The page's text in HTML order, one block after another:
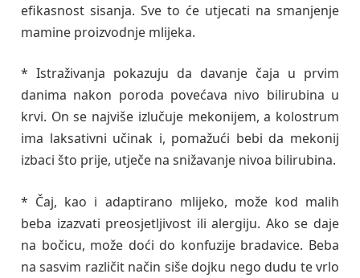
efikasnost sisanja. Sve to će utjecati na smanjenje
mamine proizvodnje mlijeka.
* Istraživanja pokazuju da davanje čaja u prvim
danima nakon poroda povećava nivo bilirubina u
krvi. On se najviše izlučuje mekonijem, a kolostrum
ima laksativni učinak i, pomažući bebi da mekonij
izbaci što prije, utječe na snižavanje nivoa bilirubina.
* Čaj, kao i adaptirano mlijeko, može kod malih
beba izazvati preosjetljivost ili alergiju. Ako se daje
na bočicu, može doći do konfuzije bradavice. Beba
na sasvim različit način siše dojku nego dudu te vrlo